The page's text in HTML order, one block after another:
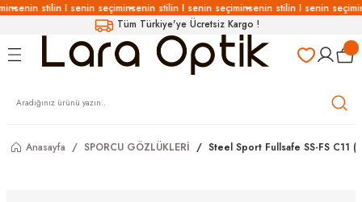
senin stilin I senin seçiminsenin stilin I senin seçiminsenin stilin I senin
Tüm Türkiye'ye Ücretsiz Kargo !
Geri Dön
Geri Dön
Geri Dön
Geri Dön
Anasayfa SPORCU GÖZLÜKLERİ Steel Sport Fullsafe SS-FS C11